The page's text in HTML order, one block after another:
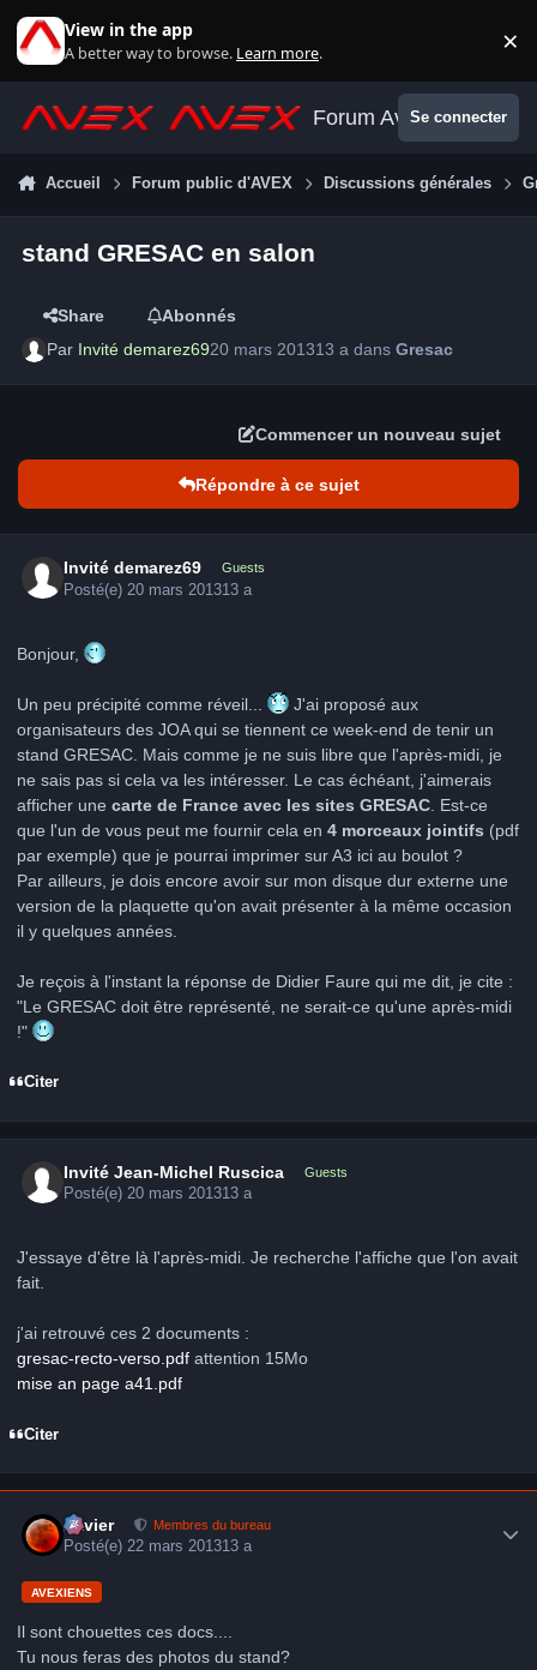
View in the app
A better way to browse. Learn more. ×
Forum AvexSe connecter
Accueil Forum public d'AVEX Discussions générales
stand GRESAC en salon
Share
Abonnés
Par Invité demarez6920 mars 201313 a dansGresac
Commencer un nouveau sujet
Répondre à ce sujet
Invité demarez69 Guests
Posté(e) 20 mars 201313 a
Bonjour,
Un peu précipité comme réveil...
J'ai proposé aux
organisateurs des JOA qui se tiennent ce week-end de tenir un
stand GRESAC. Mais comme je ne suis libre que l'après-midi, je
ne sais pas si cela va les intéresser. Le cas échéant, j'aimerais
afficher une carte de France avec les sites GRESAC . Est-ce
que l'un de vous peut me fournir cela en 4 morceaux jointifs (pdf
par exemple) que je pourrai imprimer sur A3 ici au boulot ?
Par ailleurs, je dois encore avoir sur mon disque dur externe une
version de la plaquette qu'on avait présenter à la même occasion
il y quelques années.
Je reçois à l'instant la réponse de Didier Faure qui me dit, je cite :
"Le GRESAC doit être représenté, ne serait-ce qu'une après-midi
!"
Citer
Invité Jean-Michel Ruscica Guests
Posté(e)20 mars 201313 a
J'essaye d'être là l'après-midi. Je recherche l'affiche que l'on avait
fait.
j'ai retrouvé ces 2 documents :
gresac-recto-verso.pdf attention 15Mo
mise an page a41.pdf
Citer
Xavier Membres du bureau
Posté(e)22 mars 201313 a
AVEXIENS
Il sont chouettes ces docs....
Tu nous feras des photos du stand?